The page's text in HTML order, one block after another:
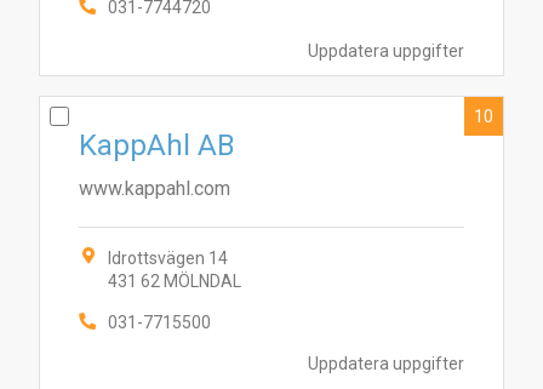
Uppdatera uppgifter
031-7744720
Uppdatera uppgifter
KappAhl AB
www.kappahl.com
Idrottsvägen 14
431 62 MÖLNDAL
031-7715500
10